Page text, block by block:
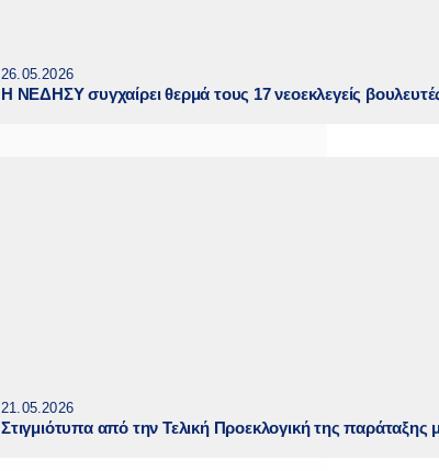
26.05.2026
Η ΝΕΔΗΣΥ συγχαίρει θερμά τους 17 νεοεκλεγείς
21.05.2026
Στιγμιότυπα από την Τελική Προεκλογική της παράταξης